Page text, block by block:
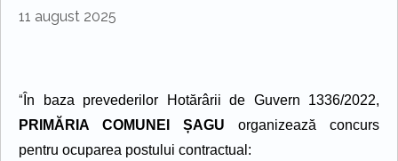
11 august 2025
“ În baza prevederilor Hotărârii de Guvern 1336/2022,
PRIMĂRIA COMUNEI ȘAGU organizează concurs
pentru ocuparea postu lui contractual: